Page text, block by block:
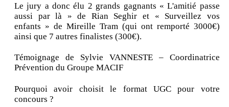
Le jury a donc élu 2 grands gagnants « L'amitié passe
aussi par là » de Rian Seghir et « Surveillez vos
enfants » de Mireille Tram (qui ont remporté 3000€)
ainsi que 7 autres finalistes (300€).
Témoignage de Sylvie VANNESTE – Coordinatrice
Prévention du Groupe MACIF
Pourquoi avoir choisit le format UGC pour votre
concours ?